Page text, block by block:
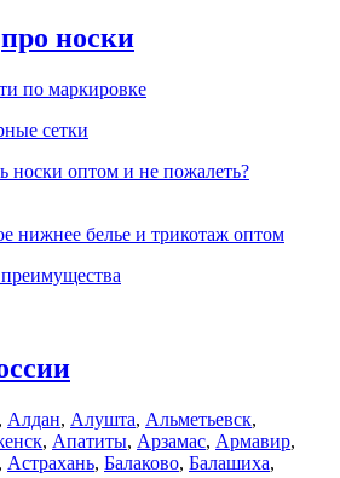
про носки
по маркировке
сетки
носки оптом и не пожалеть?
нижнее белье и трикотаж оптом
, Алдан, Алушта, Альметьевск,
, Апатиты, Арзамас, Армавир,
, Астрахань, Балаково, Балашиха,